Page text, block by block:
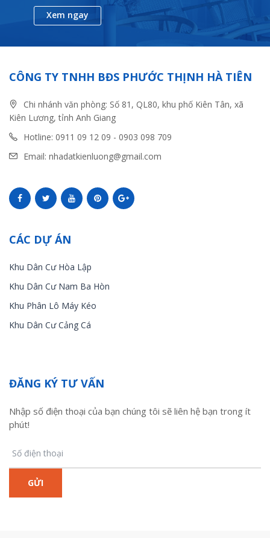
Xem ngay
CÔNG TY TNHH BĐS PHƯỚC THỊNH HÀ TIÊN
Chi nhánh văn phòng: Số 81, QL80, khu phố Kiên Tân, xã
Kiên Lương, tỉnh Anh Giang
Hotline: 0911 09 12 09 - 0903 098 709
Email: nhadatkienluong@gmail.com
CÁC DỰ ÁN
Khu Dân Cư Hòa Lập
Khu Dân Cư Nam Ba Hòn
Khu Phân Lô Máy Kéo
Khu Dân Cư Cảng Cá
ĐĂNG KÝ TƯ VẤN
Nhập số điện thoại của bạn chúng tôi sẽ liên hệ bạn trong ít
phút!